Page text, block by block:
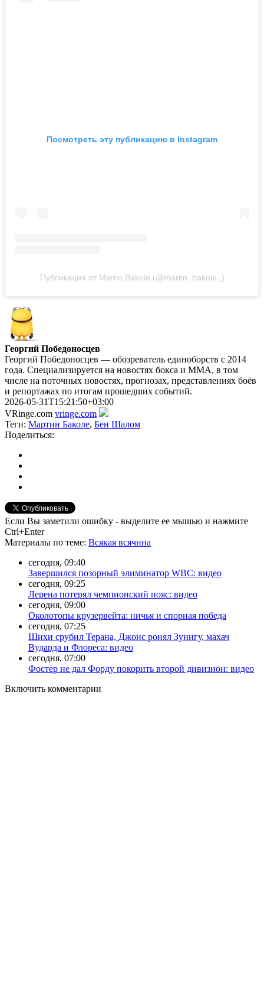
Посмотреть эту публикацию в Instagram
Публикация от Martin Bakole (@martin_bakole_)
Георгий Победоносцев
Георгий Победоносцев — обозреватель единоборств с 2014
года. Специализируется на новостях бокса и ММА, в том
числе на поточных новостях, прогнозах, представлениях боёв
и репортажах по итогам прошедших событий.
2026-05-31T15:21:50+03:00
VRinge.com vringe.com
Теги: Мартин Баколе, Бен Шалом
Поделиться:
Если Вы заметили ошибку - выделите ее мышью и нажмите
Ctrl+Enter
Материалы по теме: Всякая всячина
сегодня, 09:40
Завершился позорный элиминатор WBC: видео
сегодня, 09:25
Лерена потерял чемпионский пояс: видео
сегодня, 09:00
Околотопы крузервейта: ничья и спорная победа
сегодня, 07:25
Шихи срубил Терана, Джонс ронял Зунигу, махач
Вударда и Флореса: видео
сегодня, 07:00
Фостер не дал Форду покорить второй дивизион: видео
Включить комментарии